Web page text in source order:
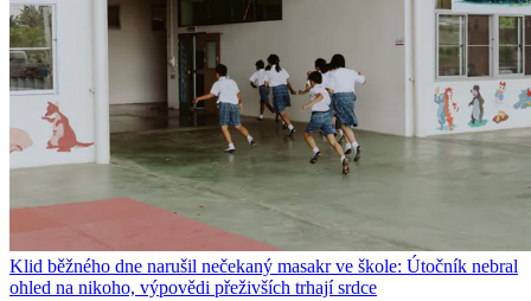
Klid běžného dne narušil nečekaný masakr ve škole: Útočník nebral
ohled na nikoho, výpovědi přeživších trhají srdce